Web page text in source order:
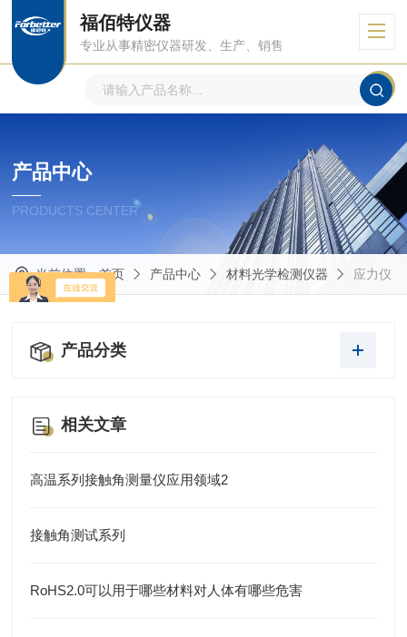
福佰特仪器
专业从事精密仪器研发、生产、销售
产品中心
PRODUCTS CENTER
当前位置：首页 产品中心 材料光学检测仪器 应力仪
产品分类
相关文章
高温系列接触角测量仪应用领域2
接触角测试系列
RoHS2.0可以用于哪些材料对人体有哪些危害